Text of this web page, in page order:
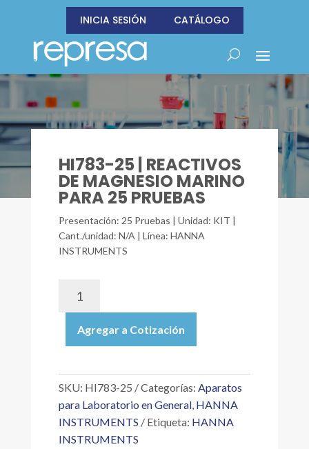
INICIA SESIÓN CATÁLOGO
HI783-25 | REACTIVOS
DE MAGNESIO MARINO
PARA 25 PRUEBAS
Presentación: 25 Pruebas | Unidad: KIT |
Cant./unidad: N/A | Línea: HANNA
INSTRUMENTS
REACTIVOS
DE
MARINO
25
PRUEBAS
cantidad
Agregar a Cotización
SKU: HI783-25 Categorías: Aparatos
para Laboratorio en General, HANNA
INSTRUMENTS
Etiqueta: HANNA
INSTRUMENTS